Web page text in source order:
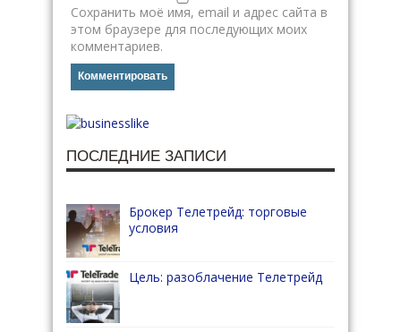
Сохранить моё имя, email и адрес сайта в
этом браузере для последующих моих
комментариев.
ПОСЛЕДНИЕ ЗАПИСИ
Брокер Телетрейд: торговые
условия
Цель: разоблачение Телетрейд